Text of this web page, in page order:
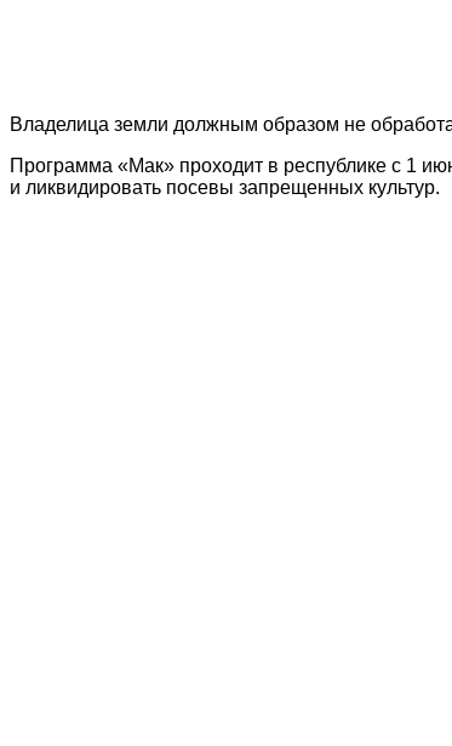
Владелица земли должным образом не
Программа «Мак» проходит в республике с 1
и ликвидировать посевы запрещенных культур.